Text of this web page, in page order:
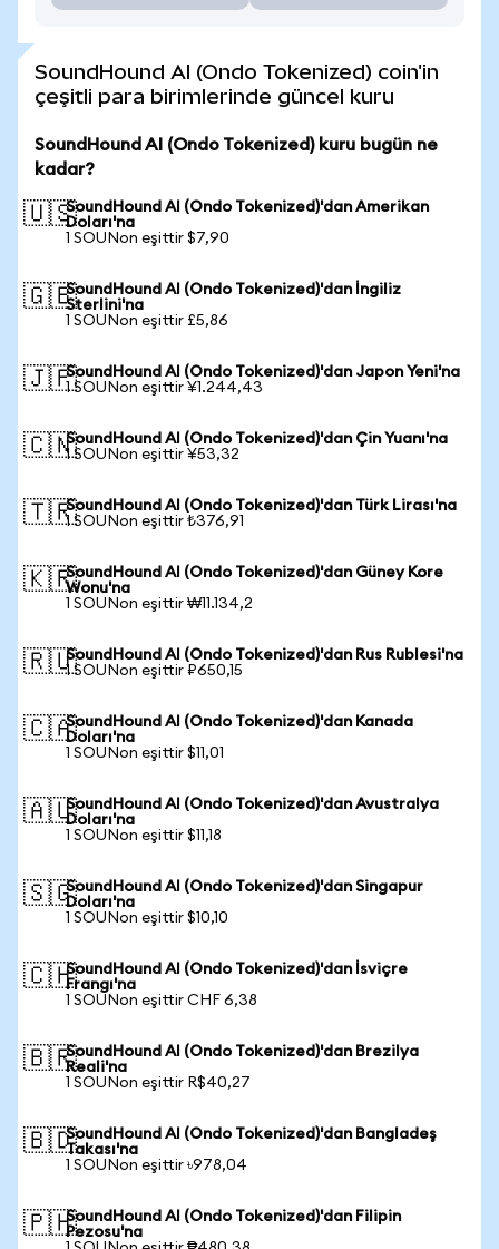
SoundHound AI (Ondo Tokenized) coin'in
çeşitli para birimlerinde güncel kuru
SoundHound AI (Ondo Tokenized) kuru bugün ne
kadar?
🇺🇸SoundHound AI (Ondo Tokenized)'dan Amerikan
Doları'na
1 SOUNon eşittir $7,90
🇬🇧SoundHound AI (Ondo Tokenized)'dan İngiliz
Sterlini'na
1 SOUNon eşittir £5,86
🇯🇵SoundHound AI (Ondo Tokenized)'dan Japon Yeni'na
1 SOUNon eşittir ¥1.244,43
🇨🇳SoundHound AI (Ondo Tokenized)'dan Çin Yuanı'na
1 SOUNon eşittir ¥53,32
🇹🇷SoundHound AI (Ondo Tokenized)'dan Türk Lirası'na
1 SOUNon eşittir ₺376,91
🇰🇷SoundHound AI (Ondo Tokenized)'dan Güney Kore
Wonu'na
1 SOUNon eşittir ₩11.134,2
🇷🇺SoundHound AI (Ondo Tokenized)'dan Rus Rublesi'na
1 SOUNon eşittir ₽650,15
🇨🇦SoundHound AI (Ondo Tokenized)'dan Kanada
Doları'na
1 SOUNon eşittir $11,01
🇦🇺SoundHound AI (Ondo Tokenized)'dan Avustralya
Doları'na
1 SOUNon eşittir $11,18
🇸🇬SoundHound AI (Ondo Tokenized)'dan Singapur
Doları'na
1 SOUNon eşittir $10,10
🇨🇭SoundHound AI (Ondo Tokenized)'dan İsviçre
Frangı'na
1 SOUNon eşittir CHF 6,38
🇧🇷SoundHound AI (Ondo Tokenized)'dan Brezilya
Reali'na
1 SOUNon eşittir R$40,27
🇧🇩SoundHound AI (Ondo Tokenized)'dan Bangladeş
Takası'na
1 SOUNon eşittir ৳978,04
🇵🇭SoundHound AI (Ondo Tokenized)'dan Filipin
Pezosu'na